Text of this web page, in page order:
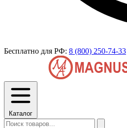
Бесплатно для РФ: 8 (800) 250-74-33
Каталог